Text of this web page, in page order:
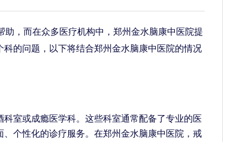
，而在众多医疗机构中，郑州金水脑康中医院提
的问题，以下将结合郑州金水脑康中医院的情况
室或成瘾医学科。这些科室通常配备了专业的医
个性化的诊疗服务。在郑州金水脑康中医院，戒